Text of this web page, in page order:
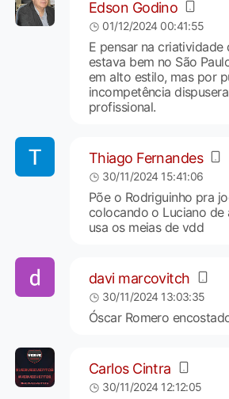
Edson Godino
01/12/2024 00:41:55
E pensar na criatividade
estava bem no São
em alto estilo, mas por
incompetência
profissional.
Thiago Fernandes
30/11/2024 15:41:06
Põe o Rodriguinho pra
colocando o Luciano de
usa os meias de vdd
davi marcovitch
30/11/2024 13:03:35
Óscar Romero
Carlos Cintra
30/11/2024 12:12:05